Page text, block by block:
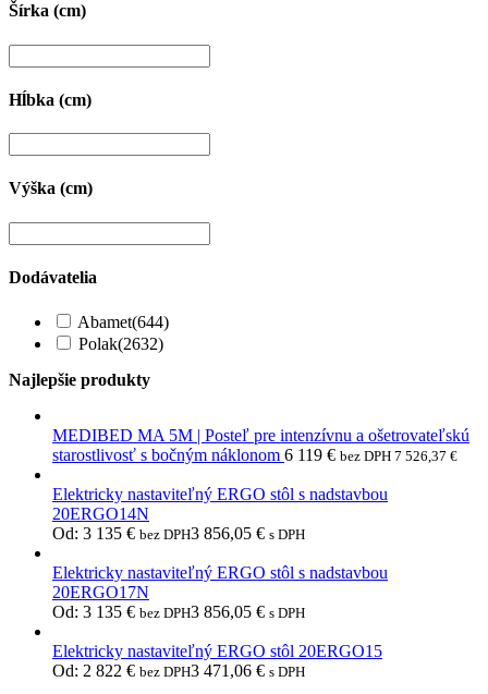
Šírka (cm)
Hĺbka (cm)
Výška (cm)
Dodávatelia
Abamet(644)
Polak(2632)
Najlepšie produkty
MEDIBED MA 5M | Posteľ pre intenzívnu a ošetrovateľskú
starostlivosť s bočným náklonom 6 119 € bez DPH 7 526,37 €
Elektricky nastaviteľný ERGO stôl s nadstavbou
20ERGO14N
Od: 3 135 € bez DPH3 856,05 € s DPH
Elektricky nastaviteľný ERGO stôl s nadstavbou
20ERGO17N
Od: 3 135 € bez DPH3 856,05 € s DPH
Elektricky nastaviteľný ERGO stôl 20ERGO15
Od: 2 822 € bez DPH3 471,06 € s DPH